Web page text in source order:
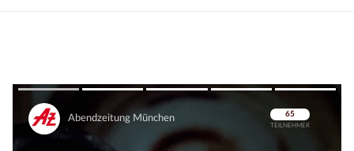
Überspringen